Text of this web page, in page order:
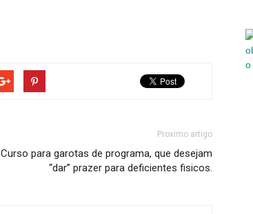
Proximo artigo
Curso para garotas de programa, que desejam
“dar” prazer para deficientes fisicos.